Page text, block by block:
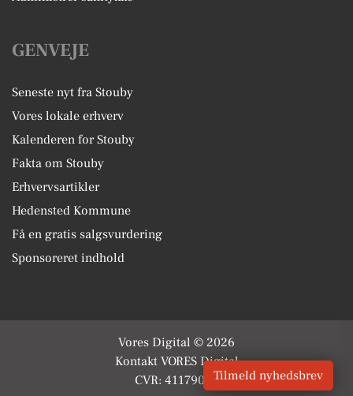
GENVEJE
Seneste nyt fra Stouby
Vores lokale erhverv
Kalenderen for Stouby
Fakta om Stouby
Erhvervsartikler
Hedensted Kommune
Få en gratis salgsvurdering
Sponsoreret indhold
Vores Digital © 2026
Kontakt VORES Digital
CVR: 41179082Tilmeld nyhedsbrev